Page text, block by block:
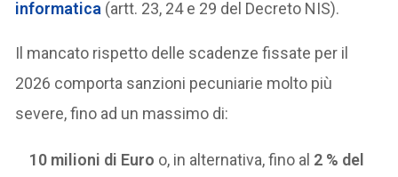
informatica (artt. 23, 24 e 29 del Decreto NIS).
Il mancato rispetto delle scadenze fissate per il
2026 comporta sanzioni pecuniarie molto più
severe, fino ad un massimo di:
10 milioni di Euro o, in alternativa, fino al 2 % del